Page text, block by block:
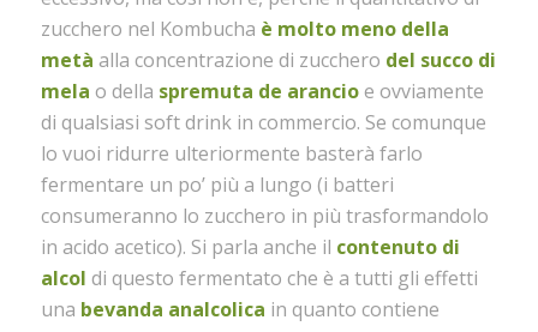
zucchero nel Kombucha è molto meno della
metà alla concentrazione di zucchero del succo di
mela o della spremuta de arancioe ovviamente
di qualsiasi soft drink in commercio. Se comunque
lo vuoi ridurre ulteriormente basterà farlo
fermentare un po’ più a lungo (i batteri
consumeranno lo zucchero in più trasformandolo
in acido acetico). Si parla anche il contenuto di
alcol di questo fermentato che è a tutti gli effetti
una bevanda analcolica in quanto contiene